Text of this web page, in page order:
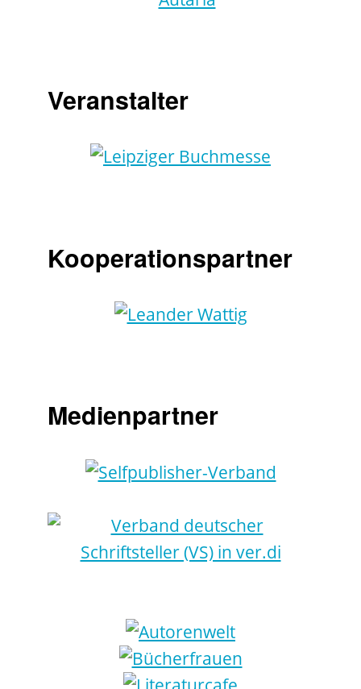
Veranstalter
Kooperationspartner
Medienpartner